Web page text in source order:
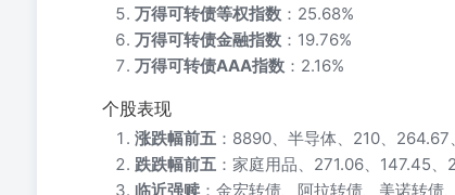
万得可转债等权指数 ：25.68%
万得可转债金融指数 ：19.76%
万得可转债AAA指数 ：2.16%
个股表现
涨跌幅前五 ：8890、半导体、210、264.67
跌跌幅前五 ：家庭用品、271.06、147.45
临近强赎 ：金宏转债、阿拉转债、美诺转债